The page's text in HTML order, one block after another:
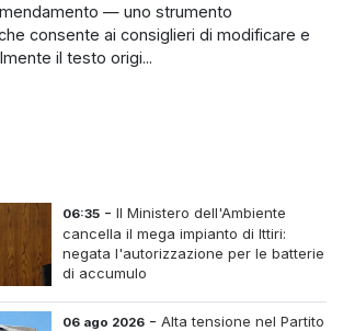
— uno strumento
consente ai consiglieri di modificare e
il testo origi...
06:35 -Il Ministero dell'Ambiente
cancella il mega impianto di Ittiri:
negata l'autorizzazione per le batterie
di accumulo
06 ago 2026 -Alta tensione nel Partito